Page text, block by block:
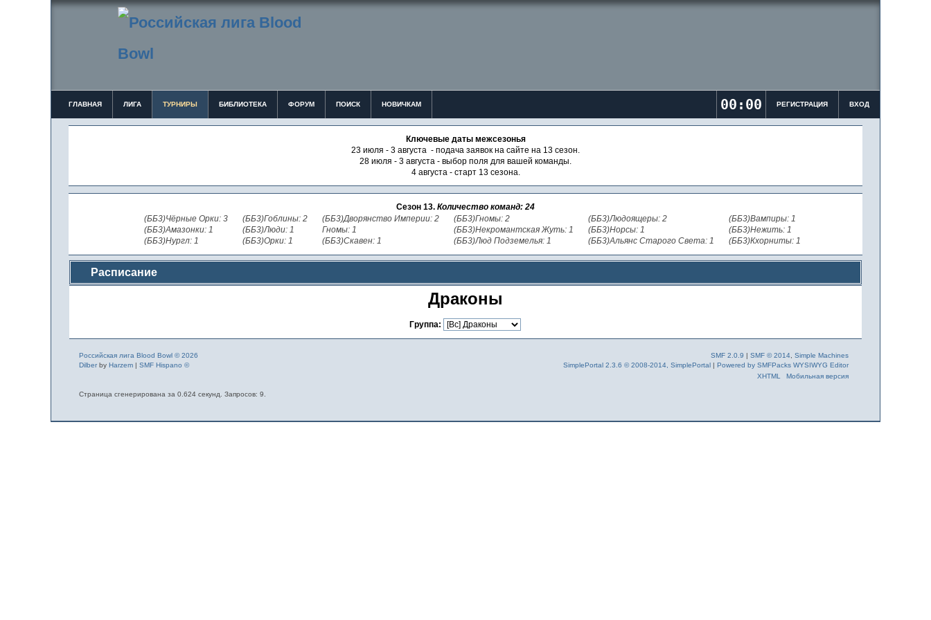
ГЛАВНАЯ ЛИГА ТУРНИРЫ БИБЛИОТЕКА ФОРУМ ПОИСК НОВИЧКАМ 00:00 РЕГИСТРАЦИЯ ВХОД
Ключевые даты межсезонья
23 июля - 3 августа - подача заявок на сайте на 13 сезон.
28 июля - 3 августа - выбор поля для вашей команды.
4 августа - старт 13 сезона.
Сезон 13. Количество команд: 24
(ББ3)Чёрные Орки: 3
(ББ3)Амазонки: 1
(ББ3)Нургл: 1
(ББ3)Гоблины: 2
(ББ3)Люди: 1
(ББ3)Орки: 1
(ББ3)Дворянство Империи: 2
Гномы: 1
(ББ3)Скавен: 1
(ББ3)Гномы: 2
(ББ3)Некромантская Жуть: 1
(ББ3)Люд Подземелья: 1
(ББ3)Людоящеры: 2
(ББ3)Норсы: 1
(ББ3)Альянс Старого Света: 1
(ББ3)Вампиры: 1
(ББ3)Нежить: 1
(ББ3)Кхорниты: 1
Расписание
Драконы
Группа:
SMF 2.0.9 |SMF © 2014 ,Simple Machines
SimplePortal 2.3.6 © 2008-2014, SimplePortal |Powered by SMFPacks WYSIWYG Editor
XHTML
Мобильная версия
Российская лига Blood Bowl © 2026
Dilberby Harzem| SMF Hispano ©
Страница сгенерирована за 0.624 секунд. Запросов: 9.